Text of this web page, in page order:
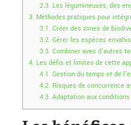
2.3. Les légumineuses, des
3. Méthodes pratiques pour
3.1. Créer des zones de
3.2. Gérer les espèces
3.3. Combiner avec d’autres
4. Les défis et limites de cette
4.1. Gestion du temps et de
4.2. Risques de concurrence
4.3. Adaptation aux